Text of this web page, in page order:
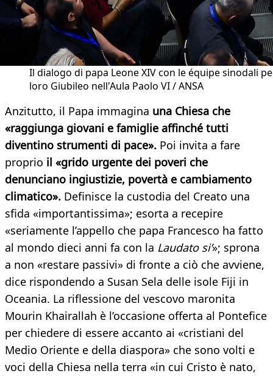
Il dialogo di papa Leone XIV con le équipe sinodali
loro Giubileo nell'Aula Paolo VI / ANSA
Anzitutto, il Papa immagina una Chiesa che
«raggiunga giovani e famiglie affinché tutti
diventino strumenti di pace». Poi invita a fare
proprio il «grido urgente dei poveri che
denunciano ingiustizie, povertà e cambiamento
climatico». Definisce la custodia del Creato una
sfida «importantissima»; esorta a recepire
«seriamente l’appello che papa Francesco ha fatto
al mondo dieci anni fa con la Laudato si’»; sprona
a non «restare passivi» di fronte a ciò che avviene,
dice rispondendo a Susan Sela delle isole Fiji in
Oceania. La riflessione del vescovo maronita
Mourin Khairallah è l’occasione offerta al Pontefice
per chiedere di essere accanto ai «cristiani del
Medio Oriente e della diaspora» che sono volti e
voci della Chiesa nella terra «in cui Cristo è nato,